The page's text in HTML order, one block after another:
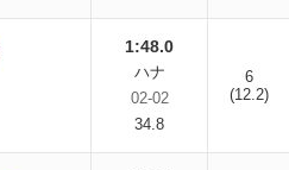
1:48.0
ハナ
02-02
34.8
6
(12.2)